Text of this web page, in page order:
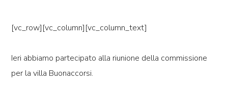
[vc_row][vc_column][vc_column_text]
Ieri abbiamo partecipato alla riunione della commissione
per la villa Buonaccorsi.